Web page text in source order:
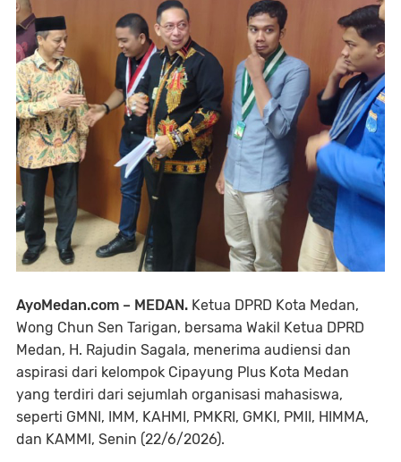
AyoMedan.com – MEDAN. Ketua DPRD Kota Medan,
Wong Chun Sen Tarigan, bersama Wakil Ketua DPRD
Medan, H. Rajudin Sagala, menerima audiensi dan
aspirasi dari kelompok Cipayung Plus Kota Medan
yang terdiri dari sejumlah organisasi mahasiswa,
seperti GMNI, IMM, KAHMI, PMKRI, GMKI, PMII, HIMMA,
dan KAMMI, Senin (22/6/2026).